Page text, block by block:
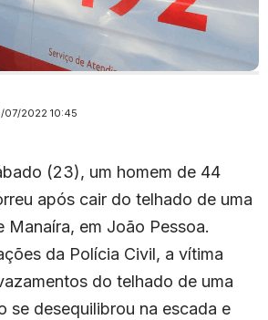
07/2022 10:45
(23), um homem de 44
após cair do telhado de uma
Manaíra, em João Pessoa.
da Polícia Civil, a vítima
do telhado de uma
se desequilibrou na escada e